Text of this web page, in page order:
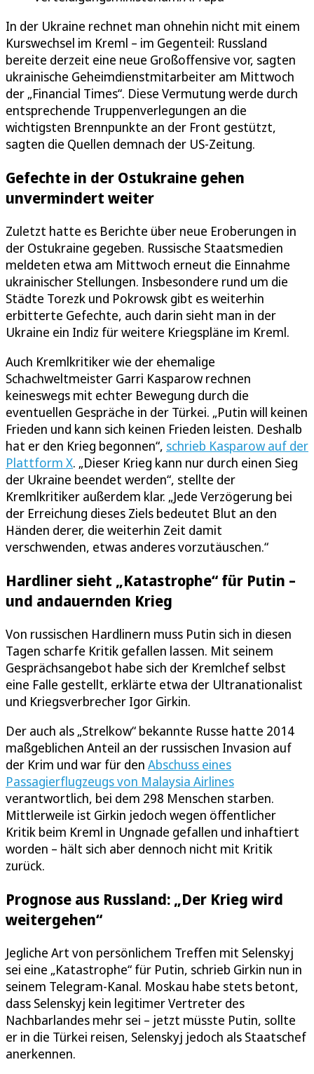
In der Ukraine rechnet man ohnehin nicht mit einem
Kurswechsel im Kreml – im Gegenteil: Russland
bereite derzeit eine neue Großoffensive vor, sagten
ukrainische Geheimdienstmitarbeiter am Mittwoch
der „Financial Times“. Diese Vermutung werde durch
entsprechende Truppenverlegungen an die
wichtigsten Brennpunkte an der Front gestützt,
sagten die Quellen demnach der US-Zeitung.
Gefechte in der Ostukraine gehen
unvermindert weiter
Zuletzt hatte es Berichte über neue Eroberungen in
der Ostukraine gegeben. Russische Staatsmedien
meldeten etwa am Mittwoch erneut die Einnahme
ukrainischer Stellungen. Insbesondere rund um die
Städte Torezk und Pokrowsk gibt es weiterhin
erbitterte Gefechte, auch darin sieht man in der
Ukraine ein Indiz für weitere Kriegspläne im Kreml.
Auch Kremlkritiker wie der ehemalige
Schachweltmeister Garri Kasparow rechnen
keineswegs mit echter Bewegung durch die
eventuellen Gespräche in der Türkei. „Putin will keinen
Frieden und kann sich keinen Frieden leisten. Deshalb
hat er den Krieg begonnen“, schrieb Kasparow auf der
Plattform X. „Dieser Krieg kann nur durch einen Sieg
der Ukraine beendet werden“, stellte der
Kremlkritiker außerdem klar. „Jede Verzögerung bei
der Erreichung dieses Ziels bedeutet Blut an den
Händen derer, die weiterhin Zeit damit
verschwenden, etwas anderes vorzutäuschen.“
Hardliner sieht „Katastrophe“ für Putin –
und andauernden Krieg
Von russischen Hardlinern muss Putin sich in diesen
Tagen scharfe Kritik gefallen lassen. Mit seinem
Gesprächsangebot habe sich der Kremlchef selbst
eine Falle gestellt, erklärte etwa der Ultranationalist
und Kriegsverbrecher Igor Girkin.
Der auch als „Strelkow“ bekannte Russe hatte 2014
maßgeblichen Anteil an der russischen Invasion auf
der Krim und war für den Abschuss eines
Passagierflugzeugs von Malaysia Airlines
verantwortlich, bei dem 298 Menschen starben.
Mittlerweile ist Girkin jedoch wegen öffentlicher
Kritik beim Kreml in Ungnade gefallen und inhaftiert
worden – hält sich aber dennoch nicht mit Kritik
zurück.
Prognose aus Russland: „Der Krieg wird
weitergehen“
Jegliche Art von persönlichem Treffen mit Selenskyj
sei eine „Katastrophe“ für Putin, schrieb Girkin nun in
seinem Telegram-Kanal. Moskau habe stets betont,
dass Selenskyj kein legitimer Vertreter des
Nachbarlandes mehr sei – jetzt müsste Putin, sollte
er in die Türkei reisen, Selenskyj jedoch als Staatschef
anerkennen.